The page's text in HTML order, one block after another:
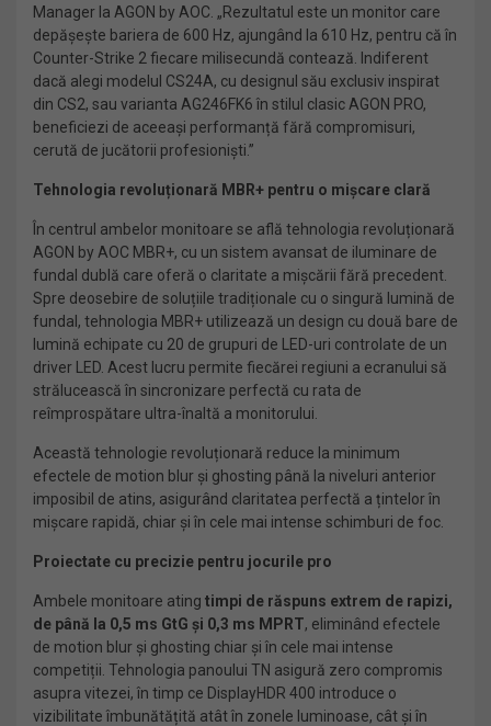
Manager la AGON by AOC. „Rezultatul este un monitor care
depășește bariera de 600 Hz, ajungând la 610 Hz, pentru că în
Counter-Strike 2 fiecare milisecundă contează. Indiferent
dacă alegi modelul CS24A, cu designul său exclusiv inspirat
din CS2, sau varianta AG246FK6 în stilul clasic AGON PRO,
beneficiezi de aceeași performanță fără compromisuri,
cerută de jucătorii profesioniști.”
Tehnologia revoluționară MBR+ pentru o mișcare clară
În centrul ambelor monitoare se află tehnologia revoluționară
AGON by AOC MBR+, cu un sistem avansat de iluminare de
fundal dublă care oferă o claritate a mișcării fără precedent.
Spre deosebire de soluțiile tradiționale cu o singură lumină de
fundal, tehnologia MBR+ utilizează un design cu două bare de
lumină echipate cu 20 de grupuri de LED-uri controlate de un
driver LED. Acest lucru permite fiecărei regiuni a ecranului să
strălucească în sincronizare perfectă cu rata de
reîmprospătare ultra-înaltă a monitorului.
Această tehnologie revoluționară reduce la minimum
efectele de motion blur și ghosting până la niveluri anterior
imposibil de atins, asigurând claritatea perfectă a țintelor în
mișcare rapidă, chiar și în cele mai intense schimburi de foc.
Proiectate cu precizie pentru jocurile pro
Ambele monitoare ating timpi de răspuns extrem de rapizi,
de până la 0,5 ms GtG și 0,3 ms MPRT, eliminând efectele
de motion blur și ghosting chiar și în cele mai intense
competiții. Tehnologia panoului TN asigură zero compromis
asupra vitezei, în timp ce DisplayHDR 400 introduce o
vizibilitate îmbunătățită atât în zonele luminoase, cât și în